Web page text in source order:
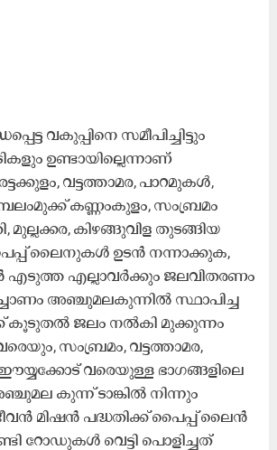
വകുപ്പിനെ സമീപിച്ചിട്ടും
ഉണ്ടായില്ലെന്നാണ്
വട്ടത്താമര, പാറമുകൾ,
കണ്ണംകുളം, സംബ്രമം
മുല്ലക്കര, കിഴങ്ങുവിള തുടങ്ങിയ
ലൈനുകൾ ഉടൻ നന്നാക്കുക,
എടുത്ത എല്ലാവർക്കും ജലവിതരണം
അഞ്ചുമലകുന്നിൽ സ്ഥാപിച്ച
കൂടുതൽ ജലം നൽകി മുക്കുന്നം
സംബ്രമം, വട്ടത്താമര,
ഈയ്യക്കോട് വരെയുള്ള ഭാഗങ്ങളിലെ
കുന്ന് ടാങ്കിൽ നിന്നും
മിഷൻ പദ്ധതിക്ക് പൈപ്പ് ലൈൻ
റോഡുകൾ വെട്ടി പൊളിച്ചത്